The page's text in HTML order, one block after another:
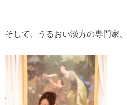
そして、うるおい漢方の専門家